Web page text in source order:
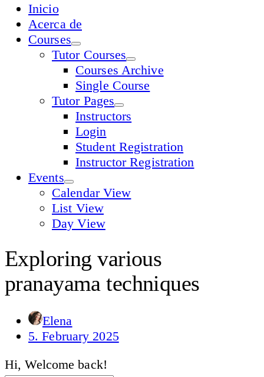
Inicio
Acerca de
Courses
Tutor Courses
Courses Archive
Single Course
Tutor Pages
Instructors
Login
Student Registration
Instructor Registration
Events
Calendar View
List View
Day View
Exploring various
pranayama techniques
Elena
5. February 2025
Hi, Welcome back!